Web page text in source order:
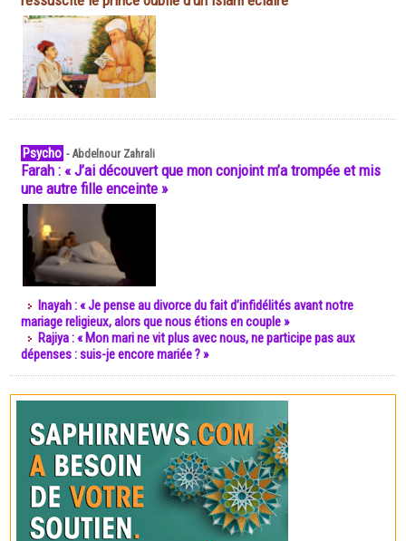
Psycho -Abdelnour Zahrali
Farah : « J’ai découvert que mon conjoint m’a trompée et mis
une autre fille enceinte »
Inayah : « Je pense au divorce du fait d’infidélités avant notre
mariage religieux, alors que nous étions en couple »
Rajiya : « Mon mari ne vit plus avec nous, ne participe pas aux
dépenses : suis-je encore mariée ? »